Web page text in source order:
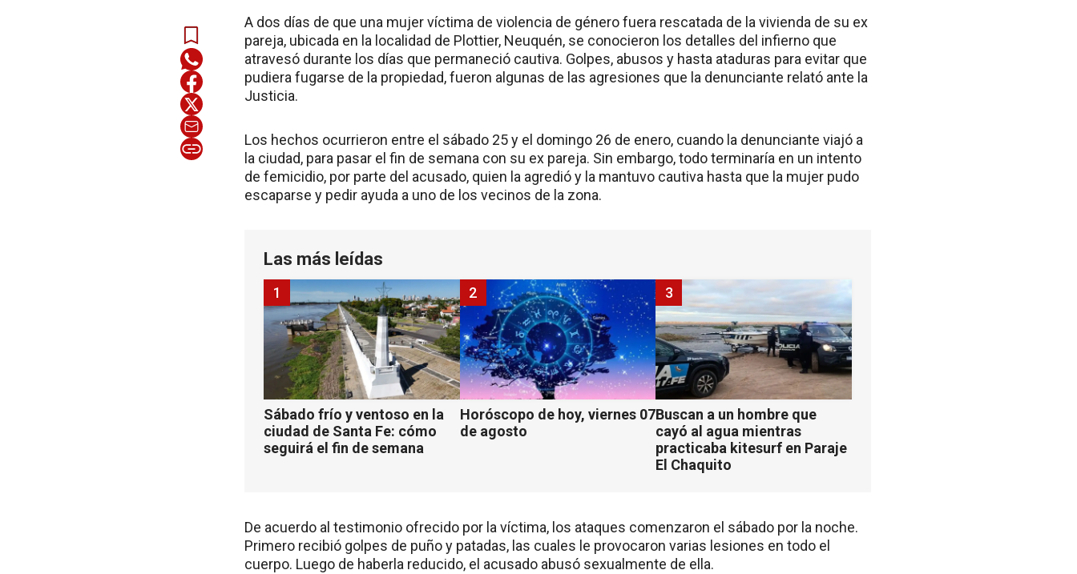
A dos días de que una mujer víctima de violencia de género fuera rescatada de la vivienda de su ex
pareja, ubicada en la localidad de Plottier, Neuquén, se conocieron los detalles del infierno que
atravesó durante los días que permaneció cautiva. Golpes, abusos y hasta ataduras para evitar que
pudiera fugarse de la propiedad, fueron algunas de las agresiones que la denunciante relató ante la
Justicia.
Los hechos ocurrieron entre el sábado 25 y el domingo 26 de enero, cuando la denunciante viajó a
la ciudad, para pasar el fin de semana con su ex pareja. Sin embargo, todo terminaría en un intento
de femicidio, por parte del acusado, quien la agredió y la mantuvo cautiva hasta que la mujer pudo
escaparse y pedir ayuda a uno de los vecinos de la zona.
Las más leídas
Sábado frío y ventoso en la
ciudad de Santa Fe: cómo
seguirá el fin de semana
1
Horóscopo de hoy, viernes 07
de agosto
2
Buscan a un hombre que
cayó al agua mientras
practicaba kitesurf en Paraje
El Chaquito
3
De acuerdo al testimonio ofrecido por la víctima, los ataques comenzaron el sábado por la noche.
Primero recibió golpes de puño y patadas, las cuales le provocaron varias lesiones en todo el
cuerpo. Luego de haberla reducido, el acusado abusó sexualmente de ella.